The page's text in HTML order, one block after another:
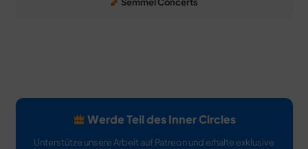
Werde Teil des Inner Circles
Unterstütze unsere Arbeit auf Patreon und erhalte exklusive